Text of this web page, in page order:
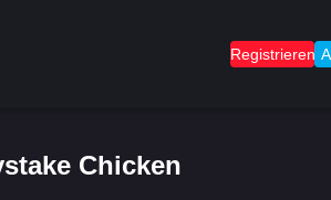
Registrieren
Chicken